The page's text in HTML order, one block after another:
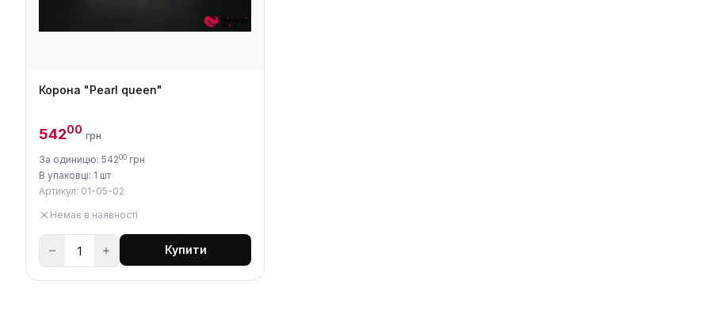
Корона "Pearl queen"
54200 грн
За одиницю: 54200 грн
В упаковці: 1 шт
Артикул: 01-05-02
Немає в наявності
Купити